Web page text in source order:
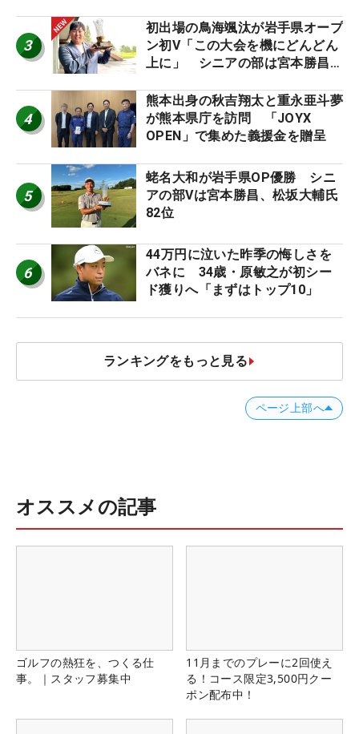
3
初出場の鳥海颯汰が岩手県オープ
ン初V「この大会を機にどんどん
上に」 シニアの部は宮本勝昌が
4
熊本出身の秋吉翔太と重永亜斗夢
が熊本県庁を訪問 「JOYX
OPEN」で集めた義援金を贈呈
5
蛯名大和が岩手県OP優勝 シニ
アの部Vは宮本勝昌、松坂大輔氏
82位
6
44万円に泣いた昨季の悔しさを
バネに 34歳・原敏之が初シー
ド獲りへ「まずはトップ10」
ランキングをもっと見る
ページ上部へ
オススメの記事
ゴルフの熱狂を、つくる仕
事。｜スタッフ募集中
11月までのプレーに2回使え
る！コース限定3,500円クー
ポン配布中！